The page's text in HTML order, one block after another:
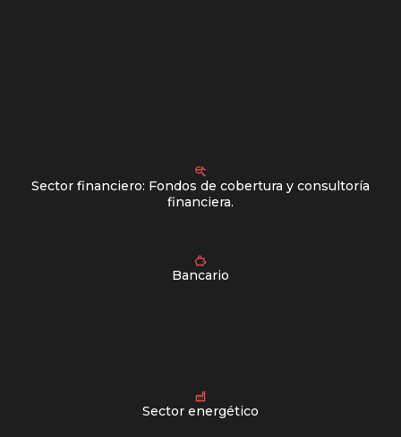
Sector financiero: Fondos de cobertura y consultoría
financiera.
Bancario
Sector energético